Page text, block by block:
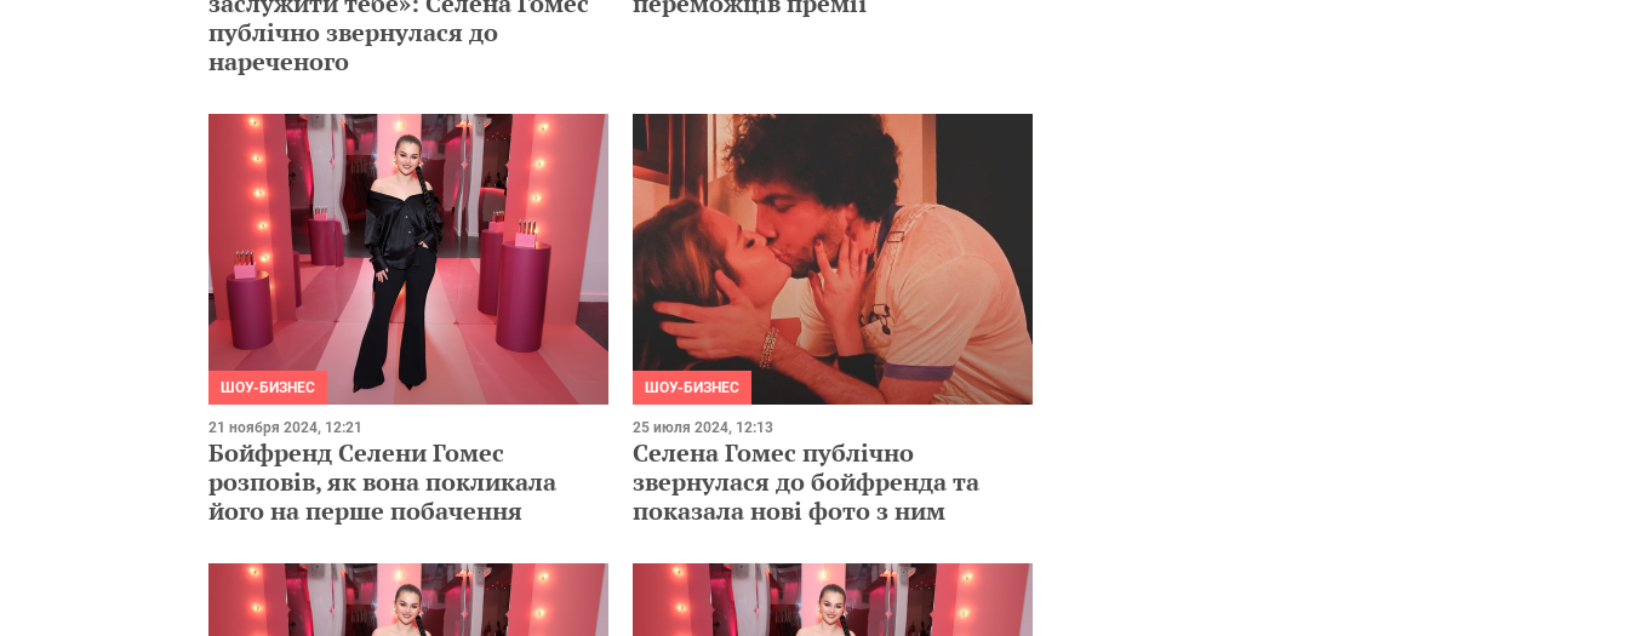
публічно звернулася до
нареченого
ШОУ-БИЗНЕС
21 ноября 2024, 12:21
Бойфренд Селени Гомес
розповів, як вона покликала
його на перше побачення
ШОУ-БИЗНЕС
25 июля 2024, 12:13
Селена Гомес публічно
звернулася до бойфренда та
показала нові фото з ним